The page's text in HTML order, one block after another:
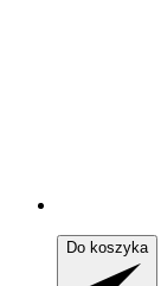
Do koszyka